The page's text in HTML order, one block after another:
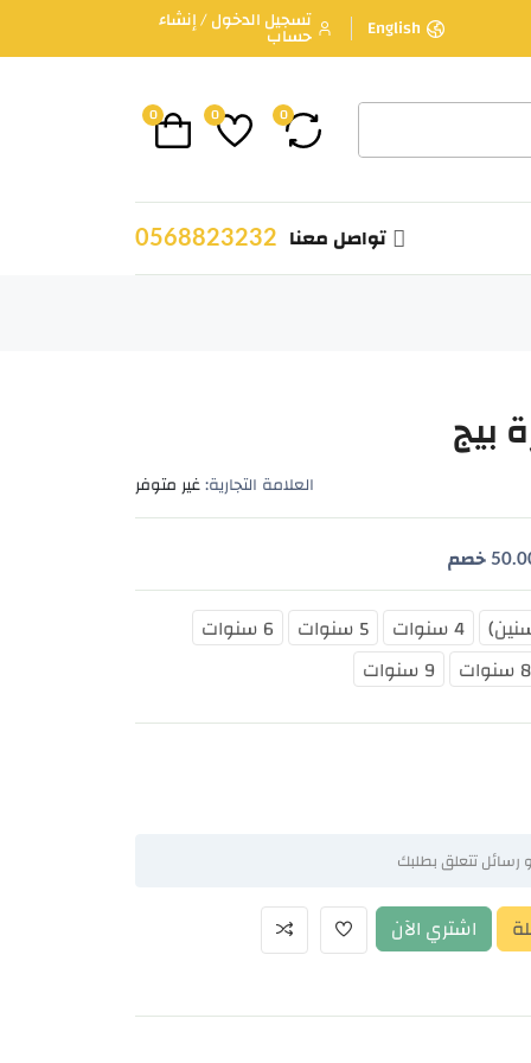
English تسجيل الدخول / إنشاء
حساب
0
0
0
تواصل معنا 0568823232
بيج
العلامة التجارية:غير متوفر
خصم
4 سنوات 5 سنوات
6 سنوات
8 سنوات 9 سنوات
اشتري الآن